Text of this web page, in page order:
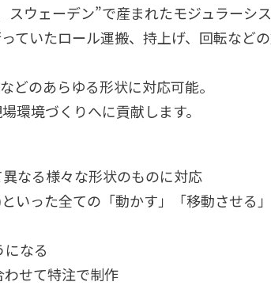
ウェーデン”で産まれたモジュラーシ
ていたロール運搬、持上げ、回転など
どのあらゆる形状に対応可能。
環境づくりへに貢献します。
なる様々な形状のものに対応
いった全ての「動かす」「移動させる
なる
せて特注で制作